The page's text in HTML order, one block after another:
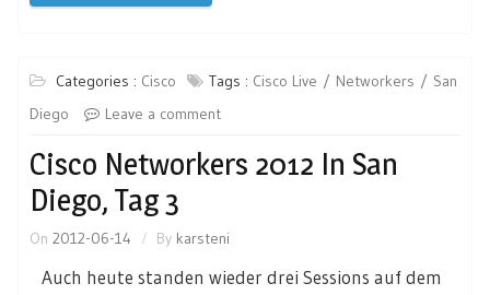
Categories : Cisco Tags : Cisco Live Networkers
San
Diego
Leave a comment
Cisco Networkers 2012 In San
Diego, Tag 3
On 2012-06-14 By karsteni
Auch heute standen wieder drei Sessions auf dem